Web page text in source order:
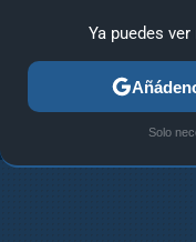
ANÁLISIS GUÍAS Y
Ya puedes
Solo